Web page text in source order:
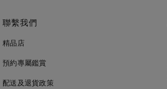
聯繫我們
精品店
預約專屬鑑賞
配送及退貨政策